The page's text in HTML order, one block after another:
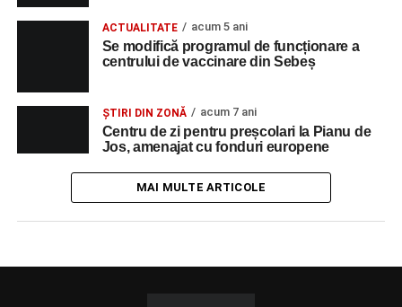
ACTUALITATE acum 5 ani
Se modifică programul de funcționare a
centrului de vaccinare din Sebeș
ȘTIRI DIN ZONĂ acum 7 ani
Centru de zi pentru preșcolari la Pianu de
Jos, amenajat cu fonduri europene
MAI MULTE ARTICOLE